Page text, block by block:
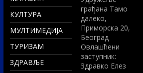
КУЛТУРА
МУЛТИМЕДИЈА
ТУРИЗАМ
ЗДРАВЉЕ
грађана Тамо
далеко,
Приморска 20,
Београд
Овлашћени
заступник:
Здравко Елез